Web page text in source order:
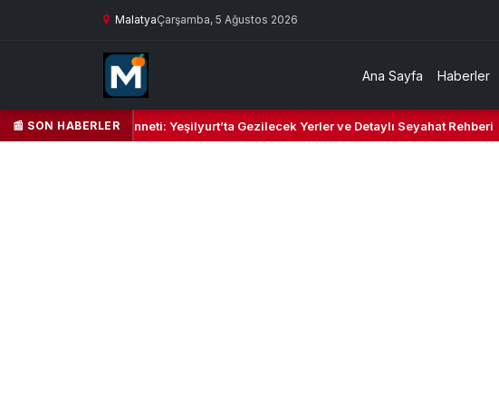
MalatyaÇarşamba, 5 Ağustos 2026
Ana Sayfa Haberler
📰 SON HABERLER
Kalbi ve Kültür Cenneti: Yeşilyurt’ta Gezilecek Yerler ve Detaylı Seyahat Rehberi ◆